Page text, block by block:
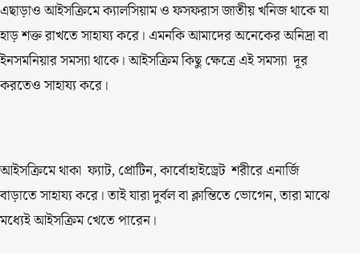
এছাড়াও আইসক্রিমে ক্যালসিয়াম ও ফসফরাস জাতীয় খনিজ থাকে যা
হাড় শক্ত রাখতে সাহায্য করে। এমনকি আমাদের অনেকের অনিদ্রা বা
ইনসমনিয়ার সমস্যা থাকে। আইসক্রিম কিছু ক্ষেত্রে এই সমস্যা দূর
করতেও সাহায্য করে।
আইসক্রিমে থাকা ফ্যাট, প্রোটিন, কার্বোহাইড্রেট শরীরে এনার্জি
বাড়াতে সাহায্য করে। তাই যারা দুর্বল বা ক্লান্তিতে ভোগেন, তারা মাঝে
মধ্যেই আইসক্রিম খেতে পারেন।